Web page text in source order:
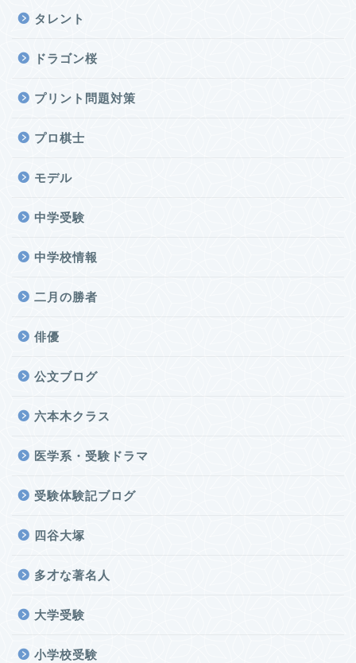
タレント
ドラゴン桜
プリント問題対策
プロ棋士
モデル
中学受験
中学校情報
二月の勝者
俳優
公文ブログ
六本木クラス
医学系・受験ドラマ
受験体験記ブログ
四谷大塚
多才な著名人
大学受験
小学校受験